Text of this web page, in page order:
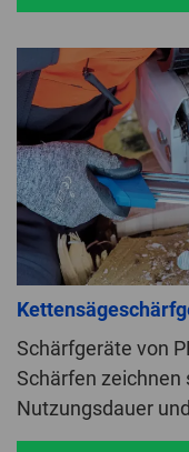
Schärfgeräte von
Schärfen zeichnen
Nutzungsdauer